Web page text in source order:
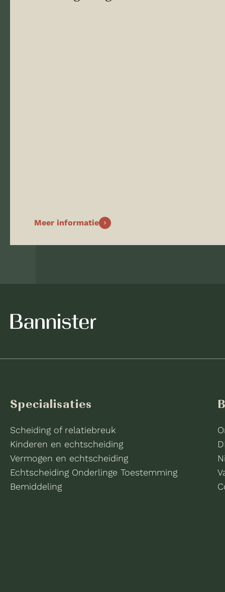
Meer informatie
Specialisaties
Scheiding of relatiebreuk
Kinderen en echtscheiding
Vermogen en echtscheiding
Echtscheiding Onderlinge Toestemming
Bemiddeling